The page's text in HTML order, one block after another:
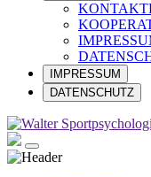
IMPRESSUM
DATENSCHUTZ